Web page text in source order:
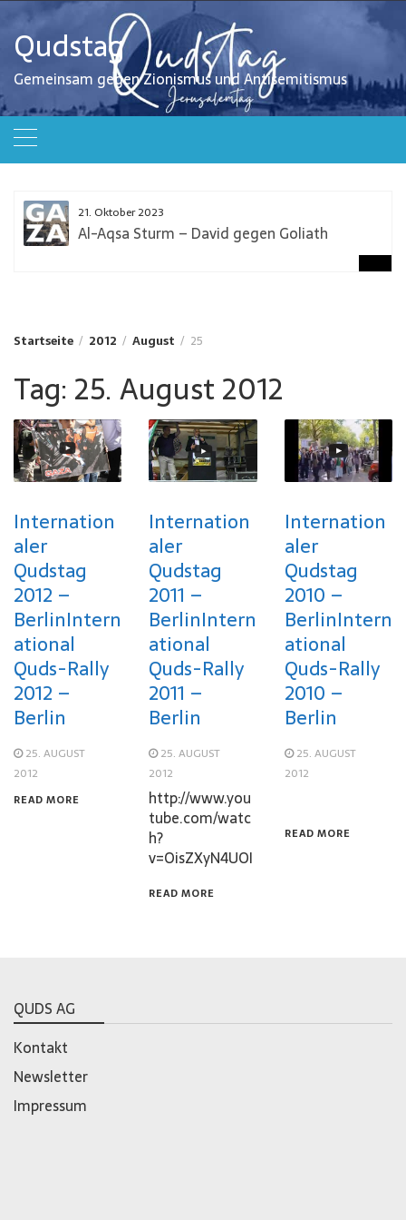
Zum
Inhalt
springen
Qudstag
Gemeinsam gegen Zionismus und Antisemitismus
21. Oktober 2023
Al-Aqsa Sturm – David gegen Goliath
Startseite 2012 August 25
Tag: 25. August 2012
Internation
aler
Qudstag
2012 –
BerlinIntern
ational
Quds-Rally
2012 –
Berlin
25. AUGUST
2012
READ MORE
Internation
aler
Qudstag
2011 –
BerlinIntern
ational
Quds-Rally
2011 –
Berlin
25. AUGUST
2012
http://www.you
tube.com/watc
h?
v=OisZXyN4UOI
READ MORE
Internation
aler
Qudstag
2010 –
BerlinIntern
ational
Quds-Rally
2010 –
Berlin
25. AUGUST
2012
READ MORE
QUDS AG
Kontakt
Newsletter
Impressum